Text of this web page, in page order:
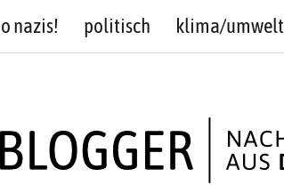
nazis! politisch klima/umwelt